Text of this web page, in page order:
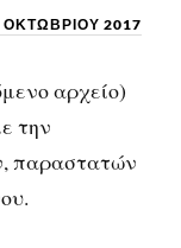
ΟΚΤΩΒΡΊΟΥ 2017
αρχείο)
την
παραστατών